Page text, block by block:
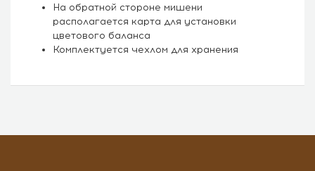
На обратной стороне мишени
располагается карта для установки
цветового баланса
Комплектуется чехлом для хранения